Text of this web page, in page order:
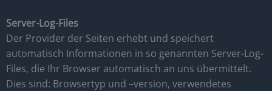
Server-Log-Files
Der Provider der Seiten erhebt und speichert
automatisch Informationen in so genannten Server-Log-
Files, die Ihr Browser automatisch an uns übermittelt.
Dies sind: Browsertyp und –version, verwendetes